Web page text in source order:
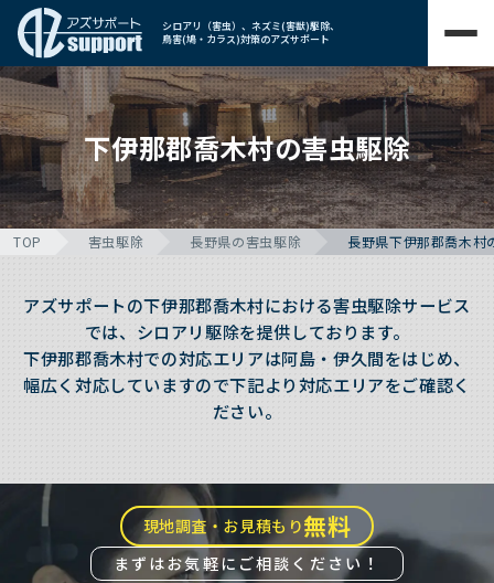
シロアリ（害虫）、ネズミ(害獣)駆除、
鳥害(鳩・カラス)対策のアズサポート
下伊那郡喬木村の害虫駆除
TOP 害虫駆除 長野県の害虫駆除 長野県下伊那郡喬木村
アズサポートの下伊那郡喬木村における害虫駆除サービス
では、シロアリ駆除を提供しております。
下伊那郡喬木村での対応エリアは阿島・伊久間をはじめ、
幅広く対応していますので下記より対応エリアをご確認く
ださい。
現地調査・お見積もり無料
まずはお気軽にご相談ください！